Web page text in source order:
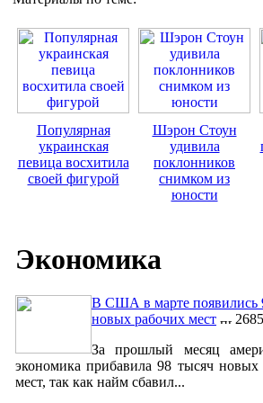
Популярная
украинская
певица восхитила
своей фигурой
Шэрон Стоун
удивила
поклонников
снимком из
юности
Экономика
В США в марте появились
новых рабочих мест
За прошлый месяц
экономика прибавила 98 тысяч новых
мест, так как найм сбавил...